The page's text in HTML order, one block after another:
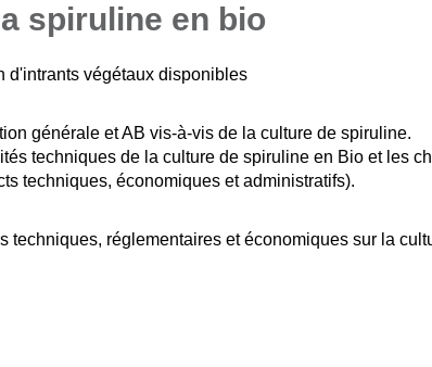
spiruline en bio
d'intrants végétaux disponibles
générale et AB vis-à-vis de la culture de spiruline.
techniques de la culture de spiruline en Bio et les
techniques, économiques et administratifs).
techniques, réglementaires et économiques sur la